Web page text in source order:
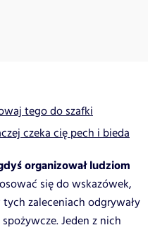
tego do szafki
czeka cię pech i bieda
organizował ludziom
się do wskazówek,
zaleceniach odgrywały
Jeden z nich